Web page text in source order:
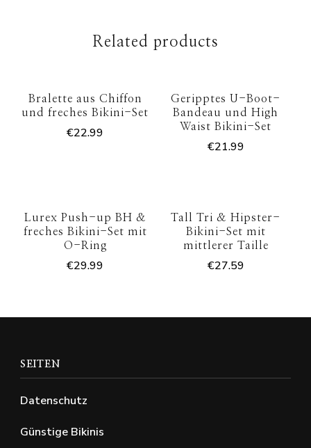
Related products
Bralette aus Chiffon
und freches Bikini-Set
€22.99
Geripptes U-Boot-
Bandeau und High
Waist Bikini-Set
€21.99
Lurex Push-up BH &
freches Bikini-Set mit
O-Ring
€29.99
Tall Tri & Hipster-
Bikini-Set mit
mittlerer Taille
€27.59
SEITEN
Datenschutz
Günstige Bikinis